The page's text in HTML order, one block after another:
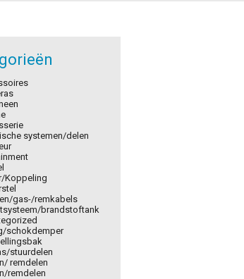
systemen/delen
Koppeling
gas-/remkabels
brandstoftank
schokdemper
stuurdelen
remdelen
remdelen